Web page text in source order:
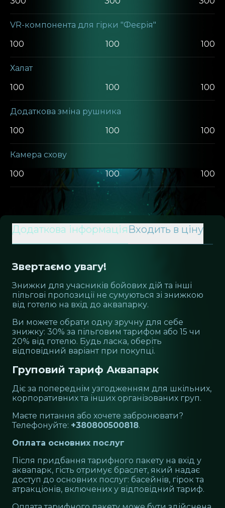
VR-компонента для гірки "Феєрія"
100
100 100
Халат
100
100 100
Додаткова зміна рушника
100
100 100
Камера схову
100
100 100
Додаткова інформаціяВходить в ціну
Звертаємо увагу!
Знижки для учасників бойових дій та інші
пільгові пропозиції не сумуються зі знижкою
від готелю на вхід до аквапарку.
Ви можете обрати одну зручну для себе
знижку: 30% за пільговим тарифом або 15 чи
20% від готелю. Будь ласка, оберіть
відповідний варіант при покупці.
Груповий тариф Аквапарк
Діє за попереднім узгодженням для шкільних,
корпоративних та інших організованих груп.
Маєте питання або хочете забронювати?
Телефонуйте: +380800500818.
Оплата основних послуг
Після придбання тарифного пакету на вхід у
аквапарк, гість отримує браслет, який надає
доступ до основних послуг: басейнів, гірок та
атракціонів, включених у відповідний тариф.